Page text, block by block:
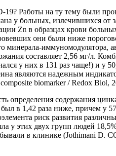
Работы на ту тему были
у больных, излечившихся от
Zn в образцах крови
они были ниже
иммуномодулятора,
составляет 2,56 мг/л.
у них в 131 раз чаще!) и у
являются надежным
biomarker / Redox Biol,
определения содержания
в 1,42 раза ниже, причем у
риск развития
у этих двух групп людей
в клинике (Jothimani D.